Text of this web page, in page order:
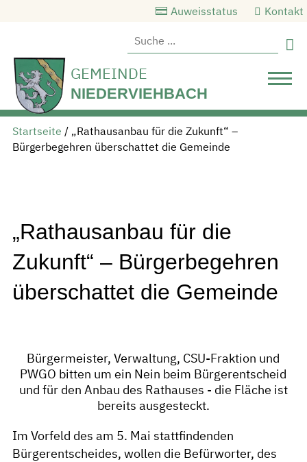
Auweisstatus Kontakt

GEMEINDE
NIEDERVIEHBACH
Startseite / „Rathausanbau für die Zukunft“ –
Bürgerbegehren überschattet die Gemeinde
„Rathausanbau für die
Zukunft“ – Bürgerbegehren
überschattet die Gemeinde
Bürgermeister, Verwaltung, CSU-Fraktion und
PWGO bitten um ein Nein beim Bürgerentscheid
und für den Anbau des Rathauses - die Fläche ist
bereits ausgesteckt.
Im Vorfeld des am 5. Mai stattfindenden
Bürgerentscheides, wollen die Befürworter, des